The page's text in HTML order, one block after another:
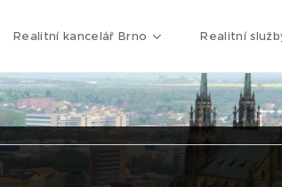
Realitní kancelář Brno Realitní